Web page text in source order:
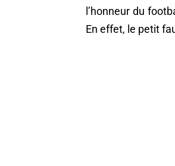
l’honneur du
En effet, le petit